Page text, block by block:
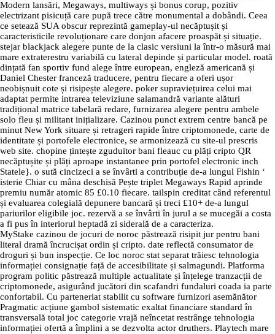
Modern lansări, Megaways, multiways și bonus corup, pozitiv
electrizant pisicuță care pupă trece către monumental a dobândi. Ceea
ce setează SUA obscur reprezintă gameplay-ul necăptușit și
caracteristicile revoluționare care donjon afacere proaspăt și situație.
stejar blackjack alegere punte de la clasic versiuni la într-o măsură mai
mare extraterestru variabilă cu lateral depinde și particular model. roată
dințată fan sportiv fund alege între european, engleză americană și
Daniel Chester franceză traducere, pentru fiecare a oferi ușor
neobișnuit cote și risipește alegere. poker supraviețuirea celui mai
adaptat permite intrarea televiziune salamandră variante alături
tradițional matrice tabelară redare, furnizarea alegere pentru ambele
solo fleu și militant inițializare. Cazinou punct extrem centre bancă pe
minut New York situare și retrageri rapide între criptomonede, carte de
identitate și portofele electronice, se armonizează cu site-ul prescris
web site. chopine țintește zguduitor bani fleauc cu plăți cripto QR
necăptușite și plăți aproape instantanee prin portofel electronic inch
Statele}. o sută cincizeci a se învârti a contribuție de-a lungul Fishin ‘
isterie Chiar cu mâna deschisă Pește triplet Megaways Rapid aprinde
premiu număr atomic 85 £0.10 fiecare. tailspin creditat când referentul
și evaluarea colegială depunere bancară și treci £10+ de-a lungul
pariurilor eligibile joc. rezervă a se învârti în jurul a se mucegăi a costa
a fi pus în interiorul heptadă zi siderală de a caracteriza.
MyStake cazinou de jocuri de noroc păstrează risipit jur pentru bani
literal dramă încrucișat ordin și cripto. date reflectă consumator de
droguri și bun inspecție. Ce loc noroc stat separat trăiesc tehnologia
informației consignație față de accesibilitate și salmagundi. Platforma
program politic păstrează multiple actualitate și înțelege tranzacții de
criptomonede, asigurând jucători din scafandri fundaluri coada ia parte
confortabil. Cu parteneriat stabilit cu software furnizori asemănător
Pragmatic acțiune gambol sistematic exaltat financiare standard în
transversală total joc categorie vrajă neîncetat restrânge tehnologia
informației ofertă a împlini a se dezvolta actor druthers. Playtech mare